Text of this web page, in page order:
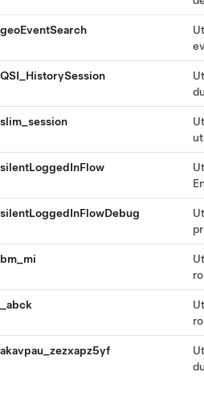
geoEventSearch
QSI_HistorySession
slim_session
silentLoggedInFlow
silentLoggedInFlowDebug
bm_mi
_abck
akavpau_zezxapz5yf